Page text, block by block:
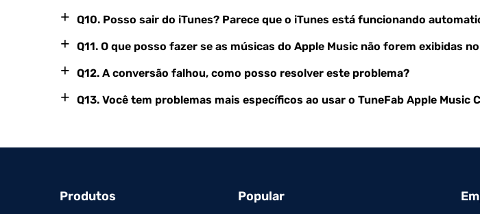
+ Q10. Posso sair do iTunes? Parece que o iTunes está funcionando
+ Q11. O que posso fazer se as músicas do Apple Music não forem exibidas
+ Q12. A conversão falhou, como posso resolver este problema?
+ Q13. Você tem problemas mais específicos ao usar o TuneFab Apple Music
Produtos Popular